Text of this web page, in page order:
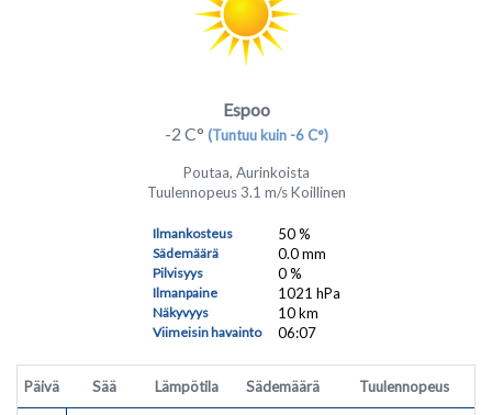
Espoo
-2 C° (Tuntuu kuin -6 C°)
Poutaa, Aurinkoista
Tuulennopeus 3.1 m/s Koillinen
Ilmankosteus 50 %
Sädemäärä 0.0 mm
Pilvisyys 0 %
Ilmanpaine 1021 hPa
Näkyvyys 10 km
Viimeisin havainto 06:07
Päivä Sää Lämpötila Sädemäärä Tuulennopeus